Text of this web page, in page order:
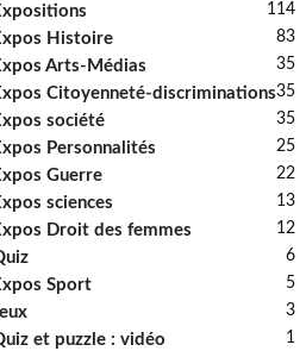
114
Histoire 83
Arts-Médias 35
Citoyenneté-discriminations35
société 35
Personnalités 25
Guerre 22
sciences 13
Droit des femmes 12
6
Sport 5
3
et puzzle : vidéo 1